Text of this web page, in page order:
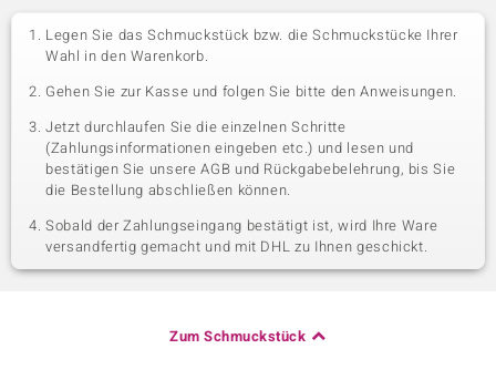
Legen Sie das Schmuckstück bzw. die Schmuckstücke Ihrer
Wahl in den Warenkorb.
Gehen Sie zur Kasse und folgen Sie bitte den Anweisungen.
Jetzt durchlaufen Sie die einzelnen Schritte
(Zahlungsinformationen eingeben etc.) und lesen und
bestätigen Sie unsere AGB und Rückgabebelehrung, bis Sie
die Bestellung abschließen können.
Sobald der Zahlungseingang bestätigt ist, wird Ihre Ware
versandfertig gemacht und mit DHL zu Ihnen geschickt.
Zum Schmuckstück